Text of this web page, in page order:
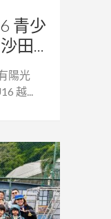
青少
田...
陽光
越...